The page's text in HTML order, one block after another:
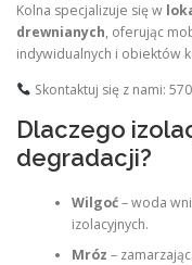
Kolna specjalizuje się w
drewnianych, oferując
indywidualnych i obiektów
Skontaktuj się z nami:
Dlaczego
degradacji?
Wilgoć– woda
izolacyjnych.
Mróz –